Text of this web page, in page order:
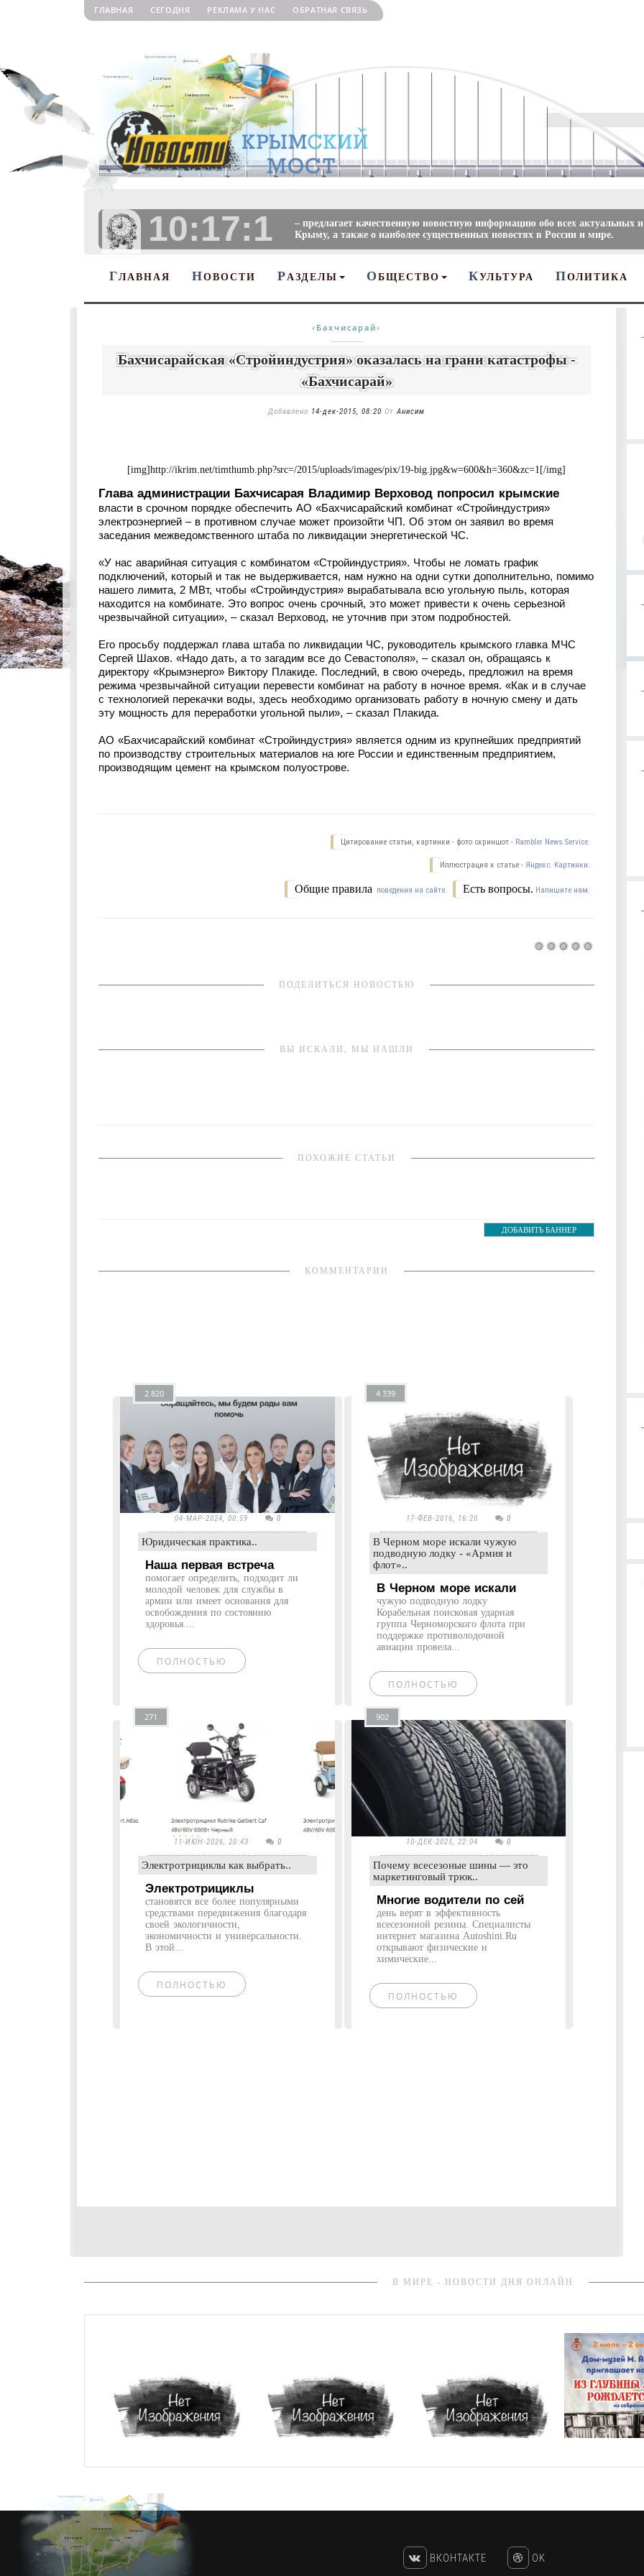
ГЛАВНАЯ СЕГОДНЯ РЕКЛАМА У НАС ОБРАТНАЯ СВЯЗЬ
10:17:2
– предлагает качественную новостную информацию обо всех актуальных
Крыму, а также о наиболее существенных новостях в России и мире.
ГЛАВНАЯ НОВОСТИ Р АЗДЕЛЫ О БЩЕСТВО КУЛЬТУРА ПОЛИТИКА
« Бахчисарай»
Бахчисарайская «Стройиндустрия» оказалась на грани катастрофы -
«Бахчисарай»
Добавлено 14-дек-2015, 08:20 ОтАнисим
[img]http://ikrim.net/timthumb.php?src=/2015/uploads/images/pix/19-big.jpg&w=600&h=360&zc=1[/img]
Глава администрации Бахчисарая Владимир Верховод попросил крымские
власти в срочном порядке обеспечить АО «Бахчисарайский комбинат «Стройиндустрия»
электроэнергией – в противном случае может произойти ЧП. Об этом он заявил во время
заседания межведомственного штаба по ликвидации энергетической ЧС.
«У нас аварийная ситуация с комбинатом «Стройиндустрия». Чтобы не ломать график
подключений, который и так не выдерживается, нам нужно на одни сутки дополнительно, помимо
нашего лимита, 2 МВт, чтобы «Стройиндустрия» вырабатывала всю угольную пыль, которая
находится на комбинате. Это вопрос очень срочный, это может привести к очень серьезной
чрезвычайной ситуации», – сказал Верховод, не уточнив при этом подробностей.
Его просьбу поддержал глава штаба по ликвидации ЧС, руководитель крымского главка МЧС
Сергей Шахов. «Надо дать, а то загадим все до Севастополя», – сказал он, обращаясь к
директору «Крымэнерго» Виктору Плакиде. Последний, в свою очередь, предложил на время
режима чрезвычайной ситуации перевести комбинат на работу в ночное время. «Как и в случае
с технологией перекачки воды, здесь необходимо организовать работу в ночную смену и дать
эту мощность для переработки угольной пыли», – сказал Плакида.
АО «Бахчисарайский комбинат «Стройиндустрия» является одним из крупнейших предприятий
по производству строительных материалов на юге России и единственным предприятием,
производящим цемент на крымском полуострове.
Цитирование статьи, картинки - фото скриншот - Rambler News Service.
Иллюстрация к статье - Яндекс. Картинки.
Есть вопросы. Напишите нам.
Общие правила поведения на сайте.
ПОДЕЛИТЬСЯ НОВОСТЬЮ
ВЫ ИСКАЛИ, МЫ НАШЛИ
ПОХОЖИЕ СТАТЬИ
ДОБАВИТЬ БАННЕР
КОММЕНТАРИИ
2 820
04-МАР-2024, 00:59 0
Юридическая практика..
Наша первая встреча
помогает определить, подходит ли
молодой человек для службы в
армии или имеет основания для
освобождения по состоянию
здоровья....
ПОЛНОСТЬЮ
4 339
17-ФЕВ-2016, 16:20 0
В Черном море искали чужую
подводную лодку - «Армия и
флот»..
В Черном море искали
чужую подводную лодку
Корабельная поисковая ударная
группа Черноморского флота при
поддержке противолодочной
авиации провела...
ПОЛНОСТЬЮ
271
11-ИЮН-2026, 20:43 0
Электротрициклы как выбрать..
Электротрициклы
становятся все более популярными
средствами передвижения благодаря
своей экологичности,
экономичности и универсальности.
В этой...
ПОЛНОСТЬЮ
902
10-ДЕК-2025, 22:04 0
Почему всесезоные шины — это
маркетинговый трюк..
Многие водители по сей
день верят в эффективность
всесезонной резины. Специалисты
интернет магазина Autoshini.Ru
открывают физические и
химические...
ПОЛНОСТЬЮ
В МИРЕ - НОВОСТИ ДНЯ ОНЛАЙН
ВКОНТАКТЕ OK